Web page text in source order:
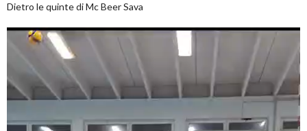
Dietro le quinte di Mc Beer Sava